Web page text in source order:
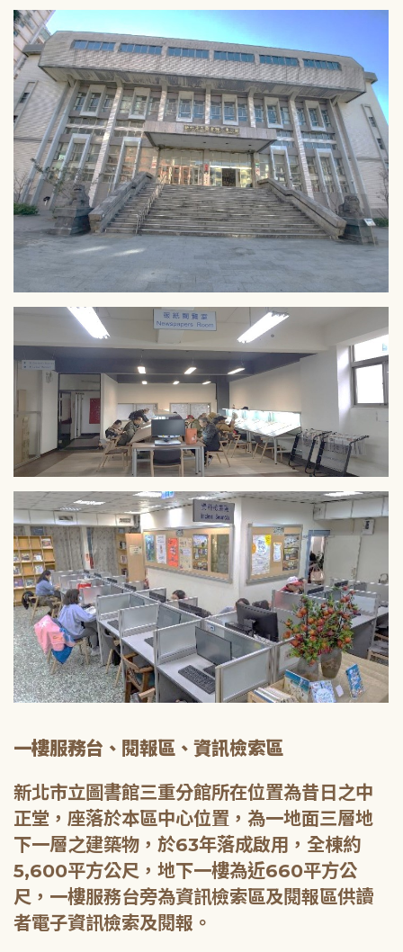
一樓服務台、閱報區、資訊檢索區
新北市立圖書館三重分館所在位置為昔日之中
正堂，座落於本區中心位置，為一地面三層地
下一層之建築物，於63年落成啟用，全棟約
5,600平方公尺，地下一樓為近660平方公
尺，一樓服務台旁為資訊檢索區及閱報區供讀
者電子資訊檢索及閱報。